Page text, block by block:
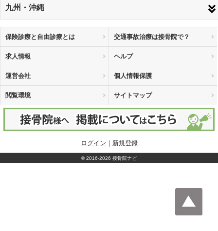
九州・沖縄
保険診療と自由診療とは 交通事故治療は接骨院で？
求人情報 ヘルプ
運営会社 個人情報保護
閲覧環境 サイトマップ
ログイン ｜ 新規登録
©2016-2026 接骨院ナビ